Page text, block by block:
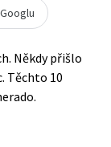
Někdy přišlo
Těchto 10